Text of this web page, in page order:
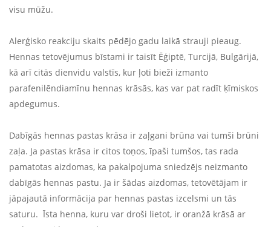
visu mūžu.
Alerģisko reakciju skaits pēdējo gadu laikā strauji pieaug.
Hennas tetovējumus bīstami ir taisīt Ēģiptē, Turcijā, Bulgārijā,
kā arī citās dienvidu valstīs, kur ļoti bieži izmanto
parafenilēndiamīnu hennas krāsās, kas var pat radīt ķīmiskos
apdegumus.
Dabīgās hennas pastas krāsa ir zaļgani brūna vai tumši brūni
zaļa. Ja pastas krāsa ir citos toņos, īpaši tumšos, tas rada
pamatotas aizdomas, ka pakalpojuma sniedzējs neizmanto
dabīgās hennas pastu. Ja ir šādas aizdomas, tetovētājam ir
jāpajautā informācija par hennas pastas izcelsmi un tās
saturu. Īsta henna, kuru var droši lietot, ir oranžā krāsā ar